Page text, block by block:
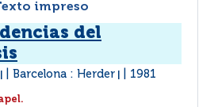
impreso
del
Barcelona : Herder 1981